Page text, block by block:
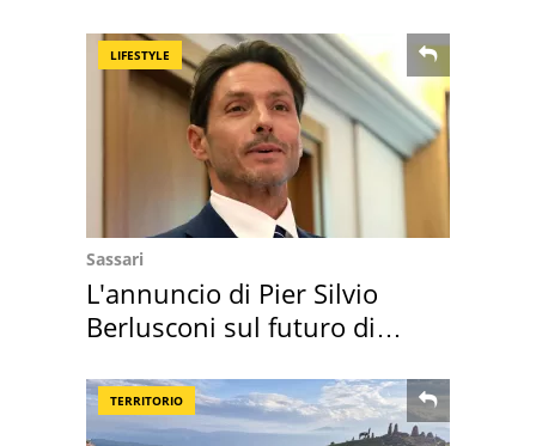
LIFESTYLE
Sassari
L'annuncio di Pier Silvio
Berlusconi sul futuro di
TERRITORIO